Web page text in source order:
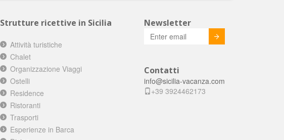
Strutture ricettive in Sicilia
Attività turistiche
Chalet
Organizzazione Viaggi
Ostelli
Residence
Ristoranti
Trasporti
Esperienze in Barca
Newsletter
Invia
Contatti
info@sicilia-vacanza.com
+39 3924462173